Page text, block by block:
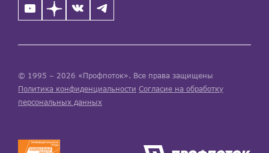
© 1995 – 2026 «Профпоток». Все права защищены
Политика конфиденциальности Согласие на обработку
персональных данных